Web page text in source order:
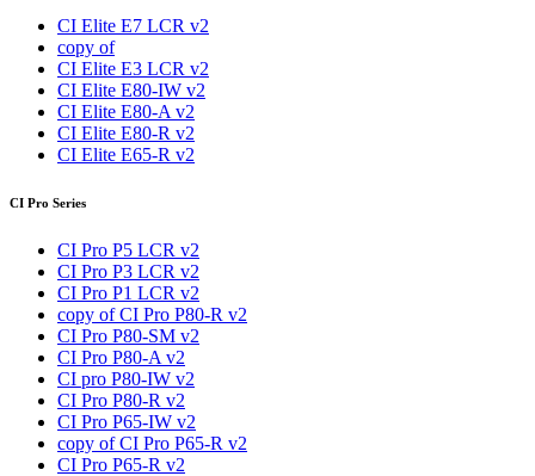
CI Elite E7 LCR v2
copy of
CI Elite E3 LCR v2
CI Elite E80-IW v2
CI Elite E80-A v2
CI Elite E80-R v2
CI Elite E65-R v2
CI Pro Series
CI Pro P5 LCR v2
CI Pro P3 LCR v2
CI Pro P1 LCR v2
copy of CI Pro P80-R v2
CI Pro P80-SM v2
CI Pro P80-A v2
CI pro P80-IW v2
CI Pro P80-R v2
CI Pro P65-IW v2
copy of CI Pro P65-R v2
CI Pro P65-R v2